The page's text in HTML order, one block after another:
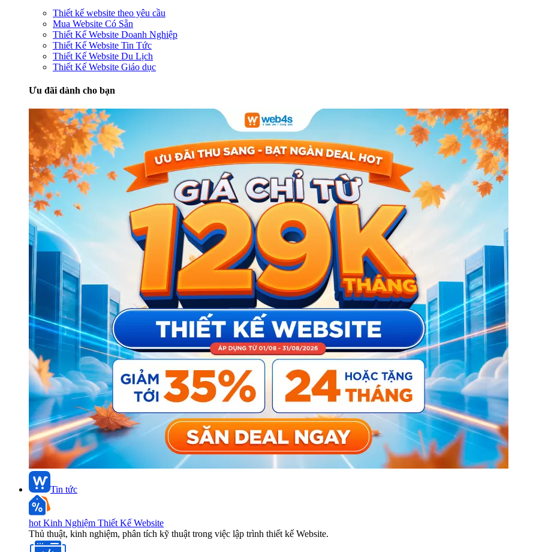
Thiết kế website theo yêu cầu
Mua Website Có Sẵn
Thiết Kế Website Doanh Nghiệp
Thiết Kế Website Tin Tức
Thiết Kế Website Du Lịch
Thiết Kế Website Giáo dục
Ưu đãi dành cho bạn
Tin tức
hot Kinh Nghiệm Thiết Kế Website
Thủ thuật, kinh nghiệm, phân tích kỹ thuật trong việc lập trình thiết kế Website.